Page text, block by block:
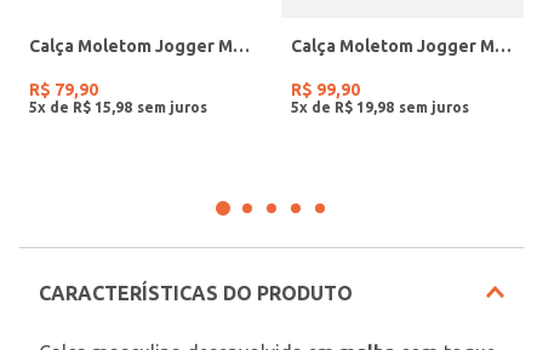
Calça Moletom Jogger Masculina MARINHO
R$ 79,90
5x de R$ 15 98
Calça Moletom Jogger Masculina MARROM
R$ 99,90
5x de R$ 19 98
CARACTERÍSTICAS DO PRODUTO